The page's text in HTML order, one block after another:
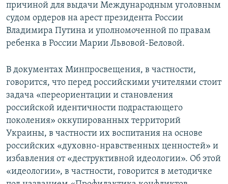
причиной для выдачи Международным уголовным
судом ордеров на арест президента России
Владимира Путина и уполномоченной по правам
ребенка в России Марии Львовой-Беловой.
В документах Минпросвещения, в частности,
говорится, что перед российскими учителями стоит
задача «переориентации и становления
российской идентичности подрастающего
поколения» оккупированных территорий
Украины, в частности их воспитания на основе
российских «духовно-нравственных ценностей» и
избавления от «деструктивной идеологии». Об этой
«идеологии», в частности, говорится в методичке